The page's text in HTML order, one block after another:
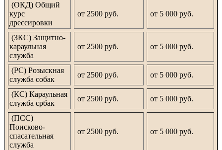
(ОКД) Общий
курс
дрессировки
от 2500 руб. от 5 000 руб.
(ЗКС) Защитно-
караульная
служба
от 2500 руб. от 5 000 руб.
(РС) Розыскная
служба собак
от 2500 руб. от 5 000 руб.
(КС) Караульная
служба србак
от 2500 руб. от 5 000 руб.
(ПСС)
Поисково-
спасательная
служба
от 2500 руб. от 5 000 руб.